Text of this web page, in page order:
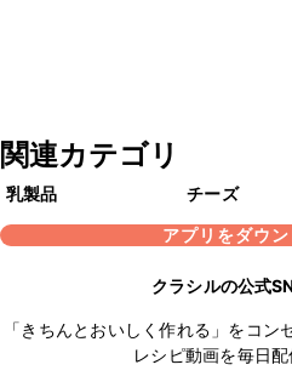
関連カテゴリ
乳製品
チーズ
アプリをダウ
クラシルの公式
「きちんとおいしく作れる」をコ
レシピ動画を毎日配